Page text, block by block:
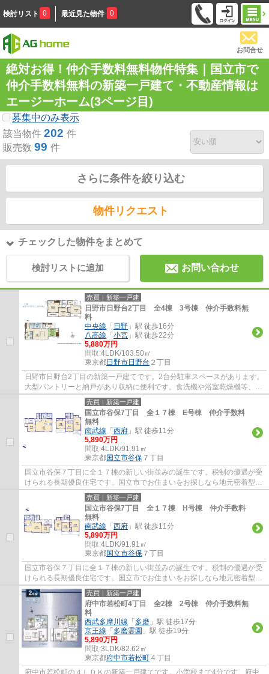
検討リスト 0 最近見た物件 0
お問合せ
絶対お得！仲介手数料無料物件特集｜国立市で
仲介手数料無料の新築一戸建て・不動産情報は
エージーホーム(3ページ目)
募集中のみ表示
該当物件 202 件
販売数 99 件
さらに条件を絞り込む
物件リクエスト
チェックした物件をまとめて
検討リストに追加 お問い合わせ
売買｜新築一戸建
日野市日野台2丁目 全4棟 3号棟 仲介手数料無
料
中央線 「 日野 」駅 徒歩16分
八高線 「 小宮 」駅 徒歩22分
5,880万円
間取:4LDK/103.50㎡
東京都日野市日野台 ２丁目
日野市日野台2丁目の新築一戸建てです。2台分駐車スペースがあります。
大型パントリーと納戸があり収納に便利です。食洗機や浴室乾燥機等、設
備も充実しています。日野市でお住まいを...
売買｜新築一戸建
国立市谷保7丁目 全１７棟 E号棟 仲介手数料
無料
南武線 「 西府 」駅 徒歩11分
5,890万円
間取:4LDK/91.91㎡
東京都国立市谷保 ７丁目
国立市谷保７丁目に全１７棟の新しい街並みの誕生です。税制の優遇が受
けられる長期優良住宅です。国立市でお住まいをお探しなら地元密着型の
エージーホームに是非お任せください。地...
売買｜新築一戸建
国立市谷保7丁目 全１７棟 H号棟 仲介手数料
無料
南武線 「 西府 」駅 徒歩11分
5,890万円
間取:4LDK/91.91㎡
東京都国立市谷保 ７丁目
国立市谷保７丁目に全１７棟の新しい街並みの誕生です。税制の優遇が受
けられる長期優良住宅です。国立市でお住まいをお探しなら地元密着型の
エージーホームに是非お任せください。地...
売買｜新築一戸建
府中市若松町4丁目 全2棟 2号棟 仲介手数料無
料
西武多摩川線 「 多磨 」駅 徒歩17分
京王線 「 多磨霊園 」駅 徒歩19分
5,890万円
間取:3LDK/82.62㎡
東京都府中市若松町 ４丁目
府中市若松町の４ＬＤＫの新築一戸建てです。小学校まで4分です。府中